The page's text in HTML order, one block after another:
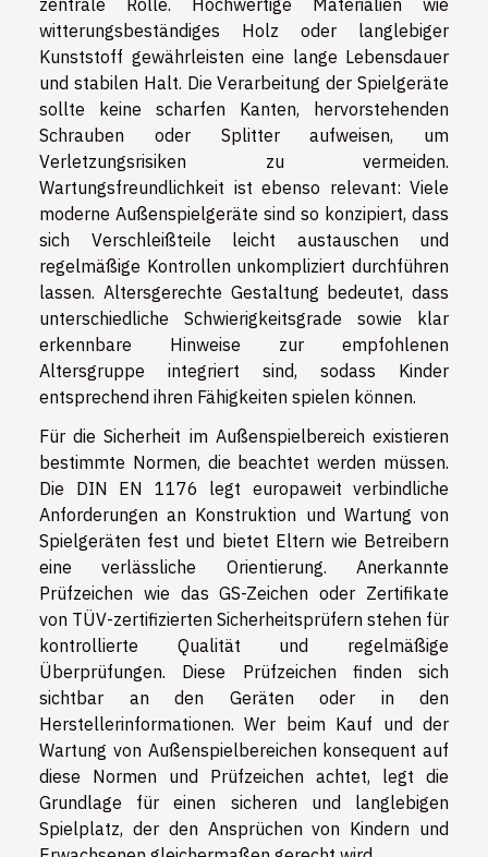
zentrale Rolle. Hochwertige Materialien wie
witterungsbeständiges Holz oder langlebiger
Kunststoff gewährleisten eine lange Lebensdauer
und stabilen Halt. Die Verarbeitung der Spielgeräte
sollte keine scharfen Kanten, hervorstehenden
Schrauben oder Splitter aufweisen, um
Verletzungsrisiken zu vermeiden.
Wartungsfreundlichkeit ist ebenso relevant: Viele
moderne Außenspielgeräte sind so konzipiert, dass
sich Verschleißteile leicht austauschen und
regelmäßige Kontrollen unkompliziert durchführen
lassen. Altersgerechte Gestaltung bedeutet, dass
unterschiedliche Schwierigkeitsgrade sowie klar
erkennbare Hinweise zur empfohlenen
Altersgruppe integriert sind, sodass Kinder
entsprechend ihren Fähigkeiten spielen können.
Für die Sicherheit im Außenspielbereich existieren
bestimmte Normen, die beachtet werden müssen.
Die DIN EN 1176 legt europaweit verbindliche
Anforderungen an Konstruktion und Wartung von
Spielgeräten fest und bietet Eltern wie Betreibern
eine verlässliche Orientierung. Anerkannte
Prüfzeichen wie das GS-Zeichen oder Zertifikate
von TÜV-zertifizierten Sicherheitsprüfern stehen für
kontrollierte Qualität und regelmäßige
Überprüfungen. Diese Prüfzeichen finden sich
sichtbar an den Geräten oder in den
Herstellerinformationen. Wer beim Kauf und der
Wartung von Außenspielbereichen konsequent auf
diese Normen und Prüfzeichen achtet, legt die
Grundlage für einen sicheren und langlebigen
Spielplatz, der den Ansprüchen von Kindern und